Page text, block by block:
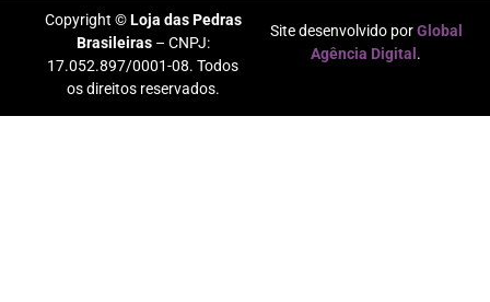
Copyright ©Loja das Pedras
Brasileiras– CNPJ:
17.052.897/0001-08. Todos
os direitos reservados.
Site desenvolvido porGlobal
Agência Digital .